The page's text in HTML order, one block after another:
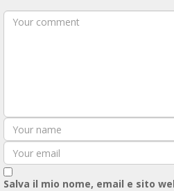
Salva il mio nome, email e sito